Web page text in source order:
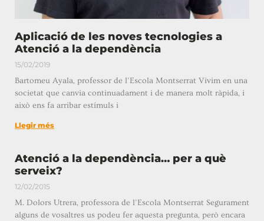
Aplicació de les noves tecnologies a
Atenció a la dependència
15/02/2019
Bartomeu Ayala, professor de l’Escola Montserrat Vivim en una
societat que canvia continuadament i de manera molt ràpida, i
això ens fa arribar estímuls i
Llegir més
Atenció a la dependència… per a què
serveix?
12/02/2015
M. Dolors Utrera, professora de l’Escola Montserrat Segurament
alguns de vosaltres us podeu fer aquesta pregunta, però encara